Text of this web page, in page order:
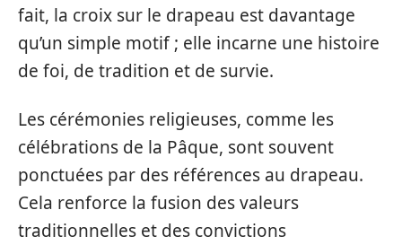
fait, la croix sur le drapeau est davantage
qu’un simple motif ; elle incarne une histoire
de foi, de tradition et de survie.
Les cérémonies religieuses, comme les
célébrations de la Pâque, sont souvent
ponctuées par des références au drapeau.
Cela renforce la fusion des valeurs
traditionnelles et des convictions